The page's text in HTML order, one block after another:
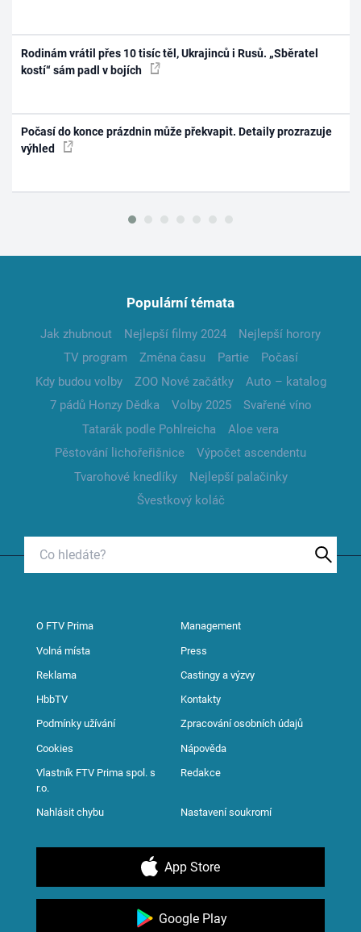
Rodinám vrátil přes 10 tisíc těl, Ukrajinců i Rusů. „Sběratel
kostí“ sám padl v bojích
Počasí do konce prázdnin může překvapit. Detaily prozrazuje
výhled
Populární témata
Jak zhubnout Nejlepší filmy 2024
Nejlepší horory
TV program
Změna času Partie
Počasí
Kdy budou volby
ZOO Nové začátky
Auto – katalog
7 pádů Honzy Dědka
Volby 2025
Svařené víno
Tatarák podle Pohlreicha
Aloe vera
Pěstování lichořeřišnice
Výpočet ascendentu
Tvarohové knedlíky
Nejlepší palačinky
Švestkový koláč
O FTV Prima Management
Volná místa Press
Reklama Castingy a výzvy
HbbTV Kontakty
Podmínky užívání Zpracování osobních údajů
Cookies Nápověda
Vlastník FTV Prima spol. s
r.o.
Redakce
Nahlásit chybu Nastavení soukromí
App Store
Google Play